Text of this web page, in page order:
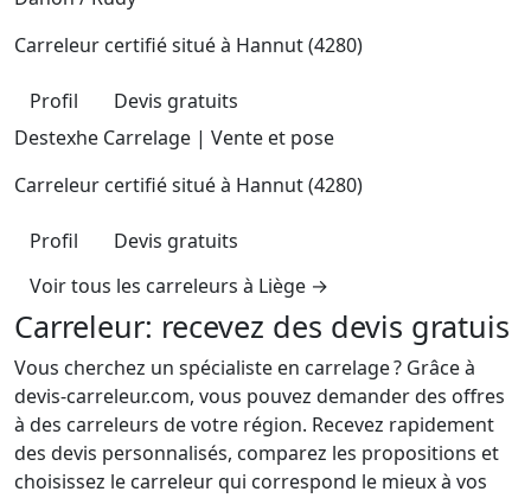
Carreleur certifié situé à Hannut (4280)
Profil
Devis gratuits
Destexhe Carrelage | Vente et pose
Carreleur certifié situé à Hannut (4280)
Profil
Devis gratuits
Voir tous les carreleurs à Liège →
Carreleur: recevez des devis gratuis
Vous cherchez un spécialiste en carrelage ? Grâce à
devis-carreleur.com, vous pouvez demander des offres
à des carreleurs de votre région. Recevez rapidement
des devis personnalisés, comparez les propositions et
choisissez le carreleur qui correspond le mieux à vos